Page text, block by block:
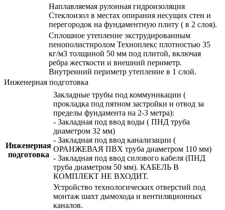
Наплавляемая рулонная гидроизоляция
Стеклоизол в местах опирания несущих стен и
перегородок на фундаментную плиту ( в 2 слоя).
Сплошное утепление экструдированным
пенополистиролом Техноплекс плотностью 35
кг/м3 толщиной 50 мм под плитой, включая
ребра жесткости и внешний периметр.
Внутренний периметр утепление в 1 слой.
Инженерная подготовка
Инженерная
подготовка
Закладные трубы под коммуникации (
прокладка под пятном застройки и отвод за
пределы фундамента на 2-3 метра):
- Закладная под ввод воды ( ПНД труба
диаметром 32 мм)
- Закладная под ввод канализации (
ОРАНЖЕВАЯ ПВХ труба диаметром 110 мм)
- Закладная под ввод силового кабеля (ПНД
труба диаметром 50 мм). КАБЕЛЬ В
КОМПЛЕКТ НЕ ВХОДИТ.
Устройство технологических отверстий под
монтаж шахт дымохода и вентиляционных
каналов.